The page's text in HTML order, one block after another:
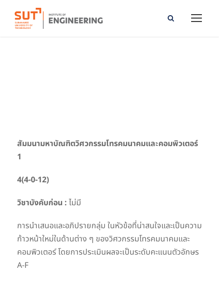
สัมมนามหาบัณฑิตวิศวกรรมโทรคมนาคมและคอมพิวเตอร์
1
4(4-0-12)
วิชาบังคับก่อน : ไม่มี
การนำเสนอและอภิปรายกลุ่ม ในหัวข้อที่น่าสนใจและเป็นความ
ก้าวหน้าใหม่ในด้านต่าง ๆ ของวิศวกรรมโทรคมนาคมและ
คอมพิวเตอร์ โดยการประเมินผลจะเป็นระดับคะแนนตัวอักษร
A-F